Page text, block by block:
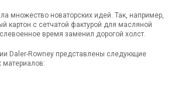
множество новаторских идей. Так, например,
картон с сетчатой фактурой для масляной
время заменил дорогой холст.
Daler-Rowney представлены следующие
материалов: